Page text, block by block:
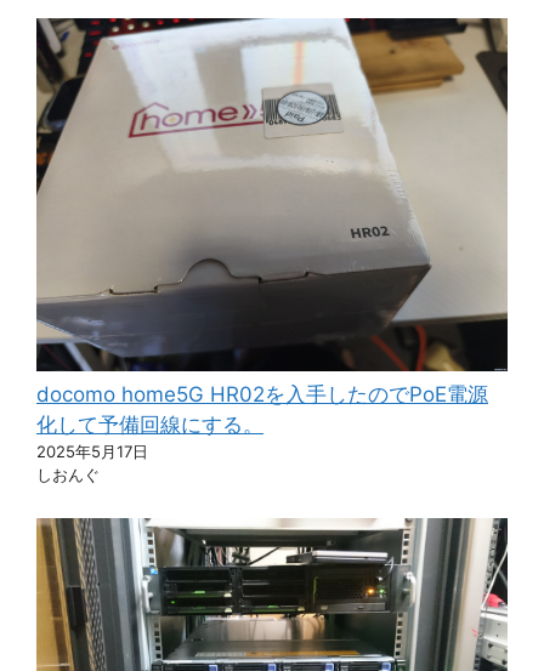
docomo home5G HR02を入手したのでPoE電源
化して予備回線にする。
2025年5月17日
しおんぐ